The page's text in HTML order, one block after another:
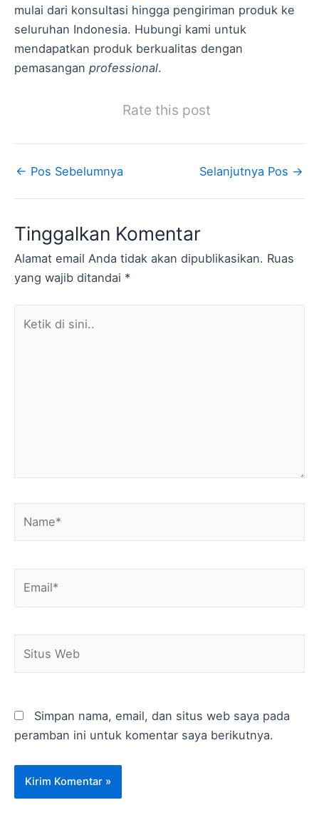
mulai dari konsultasi hingga pengiriman produk ke
seluruhan Indonesia. Hubungi kami untuk
mendapatkan produk berkualitas dengan
pemasangan professional.
Rate this post
← Pos Sebelumnya Selanjutnya Pos →
Tinggalkan Komentar
Alamat email Anda tidak akan dipublikasikan. Ruas
yang wajib ditandai *
Web
Simpan nama, email, dan situs web saya pada
peramban ini untuk komentar saya berikutnya.